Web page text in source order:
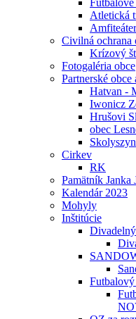
Atletická
Amfiteáter
Civilná ochrana
Krízový
Fotogaléria obce
Partnerské obce
Hatvan -
Iwonicz
Hrušovi
obec
Skolyszyn
Cirkev
RK
Pamätník Janka
Kalendár 2023
Mohyly
Inštitúcie